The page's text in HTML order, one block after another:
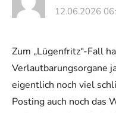
12.06.2026
Zum „Lügenfritz“-Fall
Verlautbarungsorgane
eigentlich noch viel
Posting auch noch das